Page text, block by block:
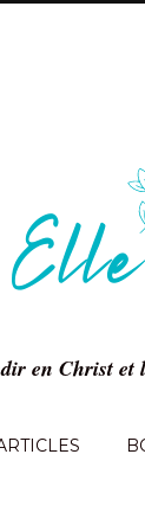
en Christ et